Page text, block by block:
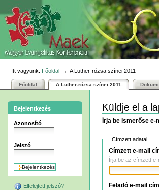
tartalomhoz
Ugrás
navigációhoz
eszközök
Itt vagyunk: Főoldal →A Luther-rózsa színei 2011
Főoldal A Luther-rózsa színei 2011
Bejelentkezés
Azonosító
Jelszó
Elfelejtett jelszó?
Küldje el a
Írja be ismerőse
Címzett adatai
Címzett e-mail
Írja be az címzett e-
Feladó e-mail